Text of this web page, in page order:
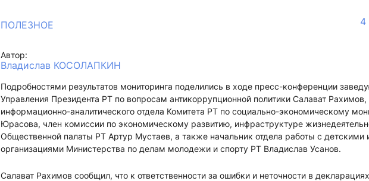
ПОЛЕЗНОЕ 4
Автор:
Владислав КОСОЛАПКИН
Подробностями результатов мониторинга поделились в ходе пресс-конференции
Управления Президента РТ по вопросам антикоррупционной политики Салават Рахимов,
информационно-аналитического отдела Комитета РТ по социально-экономическому
Юрасова, член комиссии по экономическому развитию, инфраструктуре
Общественной палаты РТ Артур Мустаев, а также начальник отдела работы с
организациями Министерства по делам молодежи и спорту РТ Владислав Усанов.
Салават Рахимов сообщил, что к ответственности за ошибки и неточности в